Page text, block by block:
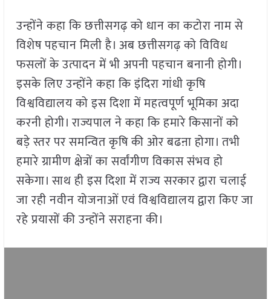
उन्होंने कहा कि छत्तीसगढ़ को धान का कटोरा नाम से
विशेष पहचान मिली है। अब छत्तीसगढ़ को विविध
फसलों के उत्पादन में भी अपनी पहचान बनानी होगी।
इसके लिए उन्होंने कहा कि इंदिरा गांधी कृषि
विश्वविद्यालय को इस दिशा में महत्वपूर्ण भूमिका अदा
करनी होगी। राज्यपाल ने कहा कि हमारे किसानों को
बड़े स्तर पर समन्वित कृषि की ओर बढऩा होगा। तभी
हमारे ग्रामीण क्षेत्रों का सर्वांगीण विकास संभव हो
सकेगा। साथ ही इस दिशा में राज्य सरकार द्वारा चलाई
जा रही नवीन योजनाओं एवं विश्वविद्यालय द्वारा किए जा
रहे प्रयासों की उन्होंने सराहना की।